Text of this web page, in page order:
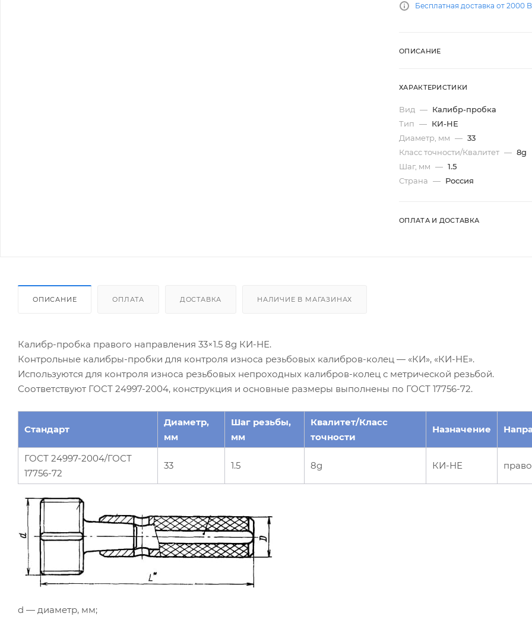
Бесплатная доставка от 2000
ОПИСАНИЕ
ХАРАКТЕРИСТИКИ
Вид — Калибр-пробка
Тип — КИ-НЕ
Диаметр, мм — 33
Класс точности/Квалитет — 8g
Шаг, мм — 1.5
Страна — Россия
ОПЛАТА И ДОСТАВКА
ОПИСАНИЕ ОПЛАТА ДОСТАВКА НАЛИЧИЕ В МАГАЗИНАХ
Калибр-пробка правого направления 33×1.5 8g КИ-НЕ.
Контрольные калибры-пробки для контроля износа резьбовых калибров-колец — «КИ», «КИ-НЕ».
Используются для контроля износа резьбовых непроходных калибров-колец с метрической резьбой.
Соответствуют ГОСТ 24997-2004, конструкция и основные размеры выполнены по ГОСТ 17756-72.
Стандарт
Диаметр,
мм
Шаг резьбы,
мм
Квалитет/Класс
точности
Назначение
ГОСТ 24997-2004/ГОСТ
17756-72
33 1.5 8g КИ-НЕ
d — диаметр, мм;